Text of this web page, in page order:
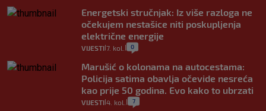
Energetski stručnjak: Iz više razloga ne
očekujem nestašice niti poskupljenja
električne energije
VIJESTI 7. kol. 0
Marušić o kolonama na autocestama:
Policija satima obavlja očevide nesreća
kao prije 50 godina. Evo kako to ubrzati
VIJESTI 4. kol. 7